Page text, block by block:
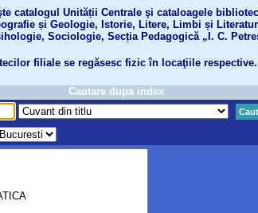
catalogul Unității Centrale şi cataloagele
și Geologie, Istorie, Litere, Limbi și
Sociologie, Secția Pedagogică „I. C.
filiale se regăsesc fizic în locaţiile respective.
Cautare dupa index